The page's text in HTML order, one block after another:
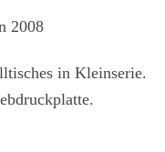
2008
in Kleinserie.